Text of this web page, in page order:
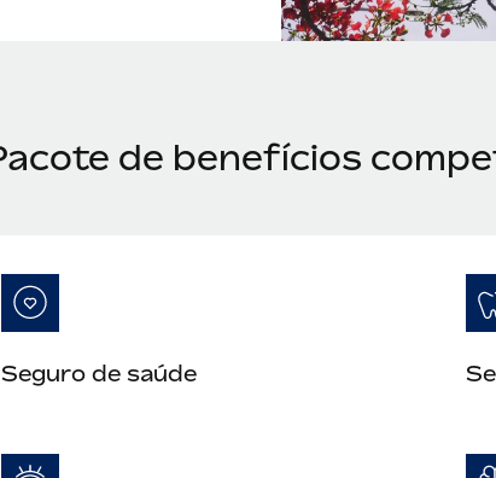
de benefícios
Seguro de saúde